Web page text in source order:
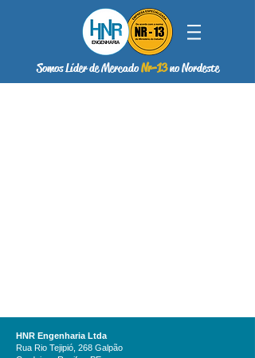
Somos Líder de MercadoNr-13no Nordeste
HNR Engenharia Ltda
Rua Rio Tejipió, 268 Galpão